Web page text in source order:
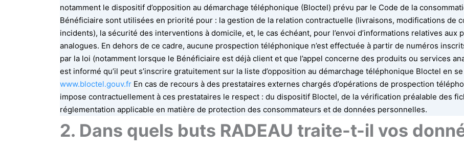
notamment le dispositif d’opposition au démarchage téléphonique (Bloctel) prévu par le Code de la
Bénéficiaire sont utilisées en priorité pour : la gestion de la relation contractuelle (livraisons, modifications de
incidents), la sécurité des interventions à domicile, et, le cas échéant, pour l’envoi d’informations relatives
analogues. En dehors de ce cadre, aucune prospection téléphonique n’est effectuée à partir de numéros
par la loi (notamment lorsque le Bénéficiaire est déjà client et que l’appel concerne des produits ou services
est informé qu’il peut s’inscrire gratuitement sur la liste d’opposition au démarchage téléphonique Bloctel en
www.bloctel.gouv.frEn cas de recours à des prestataires externes chargés d’opérations de prospection
impose contractuellement à ces prestataires le respect : du dispositif Bloctel, de la vérification préalable des
réglementation applicable en matière de protection des consommateurs et de données personnelles.
2. Dans quels buts RADEAU traite-t-il vos